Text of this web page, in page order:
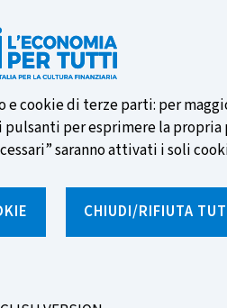
cookie di terze parti: per
per esprimere la propria
saranno attivati i soli
CHIUDI/RIFIUTA
e vota la tua